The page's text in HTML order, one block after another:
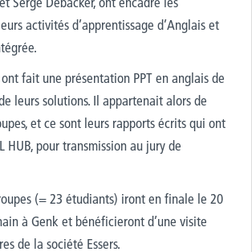
activités d’apprentissage d’Anglais et
fait une présentation PPT en anglais de
leurs solutions. Il appartenait alors de
et ce sont leurs rapports écrits qui ont
HUB, pour transmission au jury de
(= 23 étudiants) iront en finale le 20
à Genk et bénéficieront d’une visite
de la société Essers.